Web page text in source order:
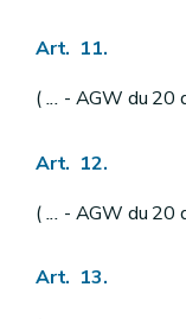
Art. 11.
(... - AGW du 20
Art. 12.
(... - AGW du 20
Art. 13.